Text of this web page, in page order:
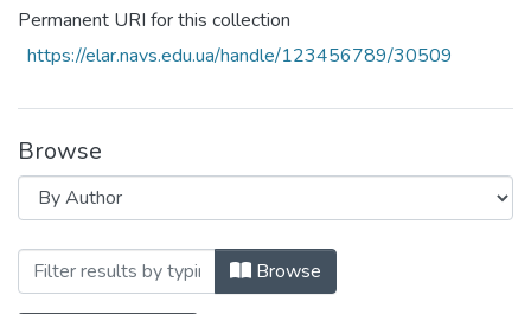
Permanent URI for this collection
https://elar.navs.edu.ua/handle/123456789/30509
Browse
Browsing КРИМІНОЛОГІЧНА ТЕОРІЯ
Browse